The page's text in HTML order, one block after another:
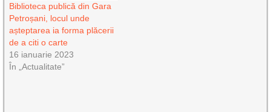
Biblioteca publică din Gara
Petroșani, locul unde
așteptarea ia forma plăcerii
de a citi o carte
16 ianuarie 2023
În „Actualitate”